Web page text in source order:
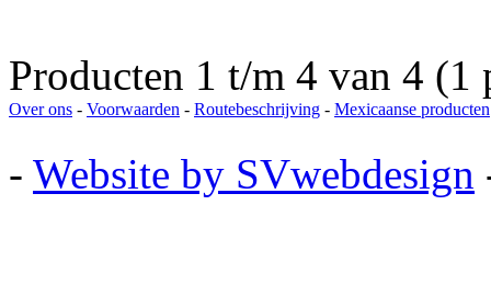
Producten 1 t/m 4 van 4 (1
Over ons - Voorwaarden - Routebeschrijving - Mexicaanse producten
- Website by SVwebdesign